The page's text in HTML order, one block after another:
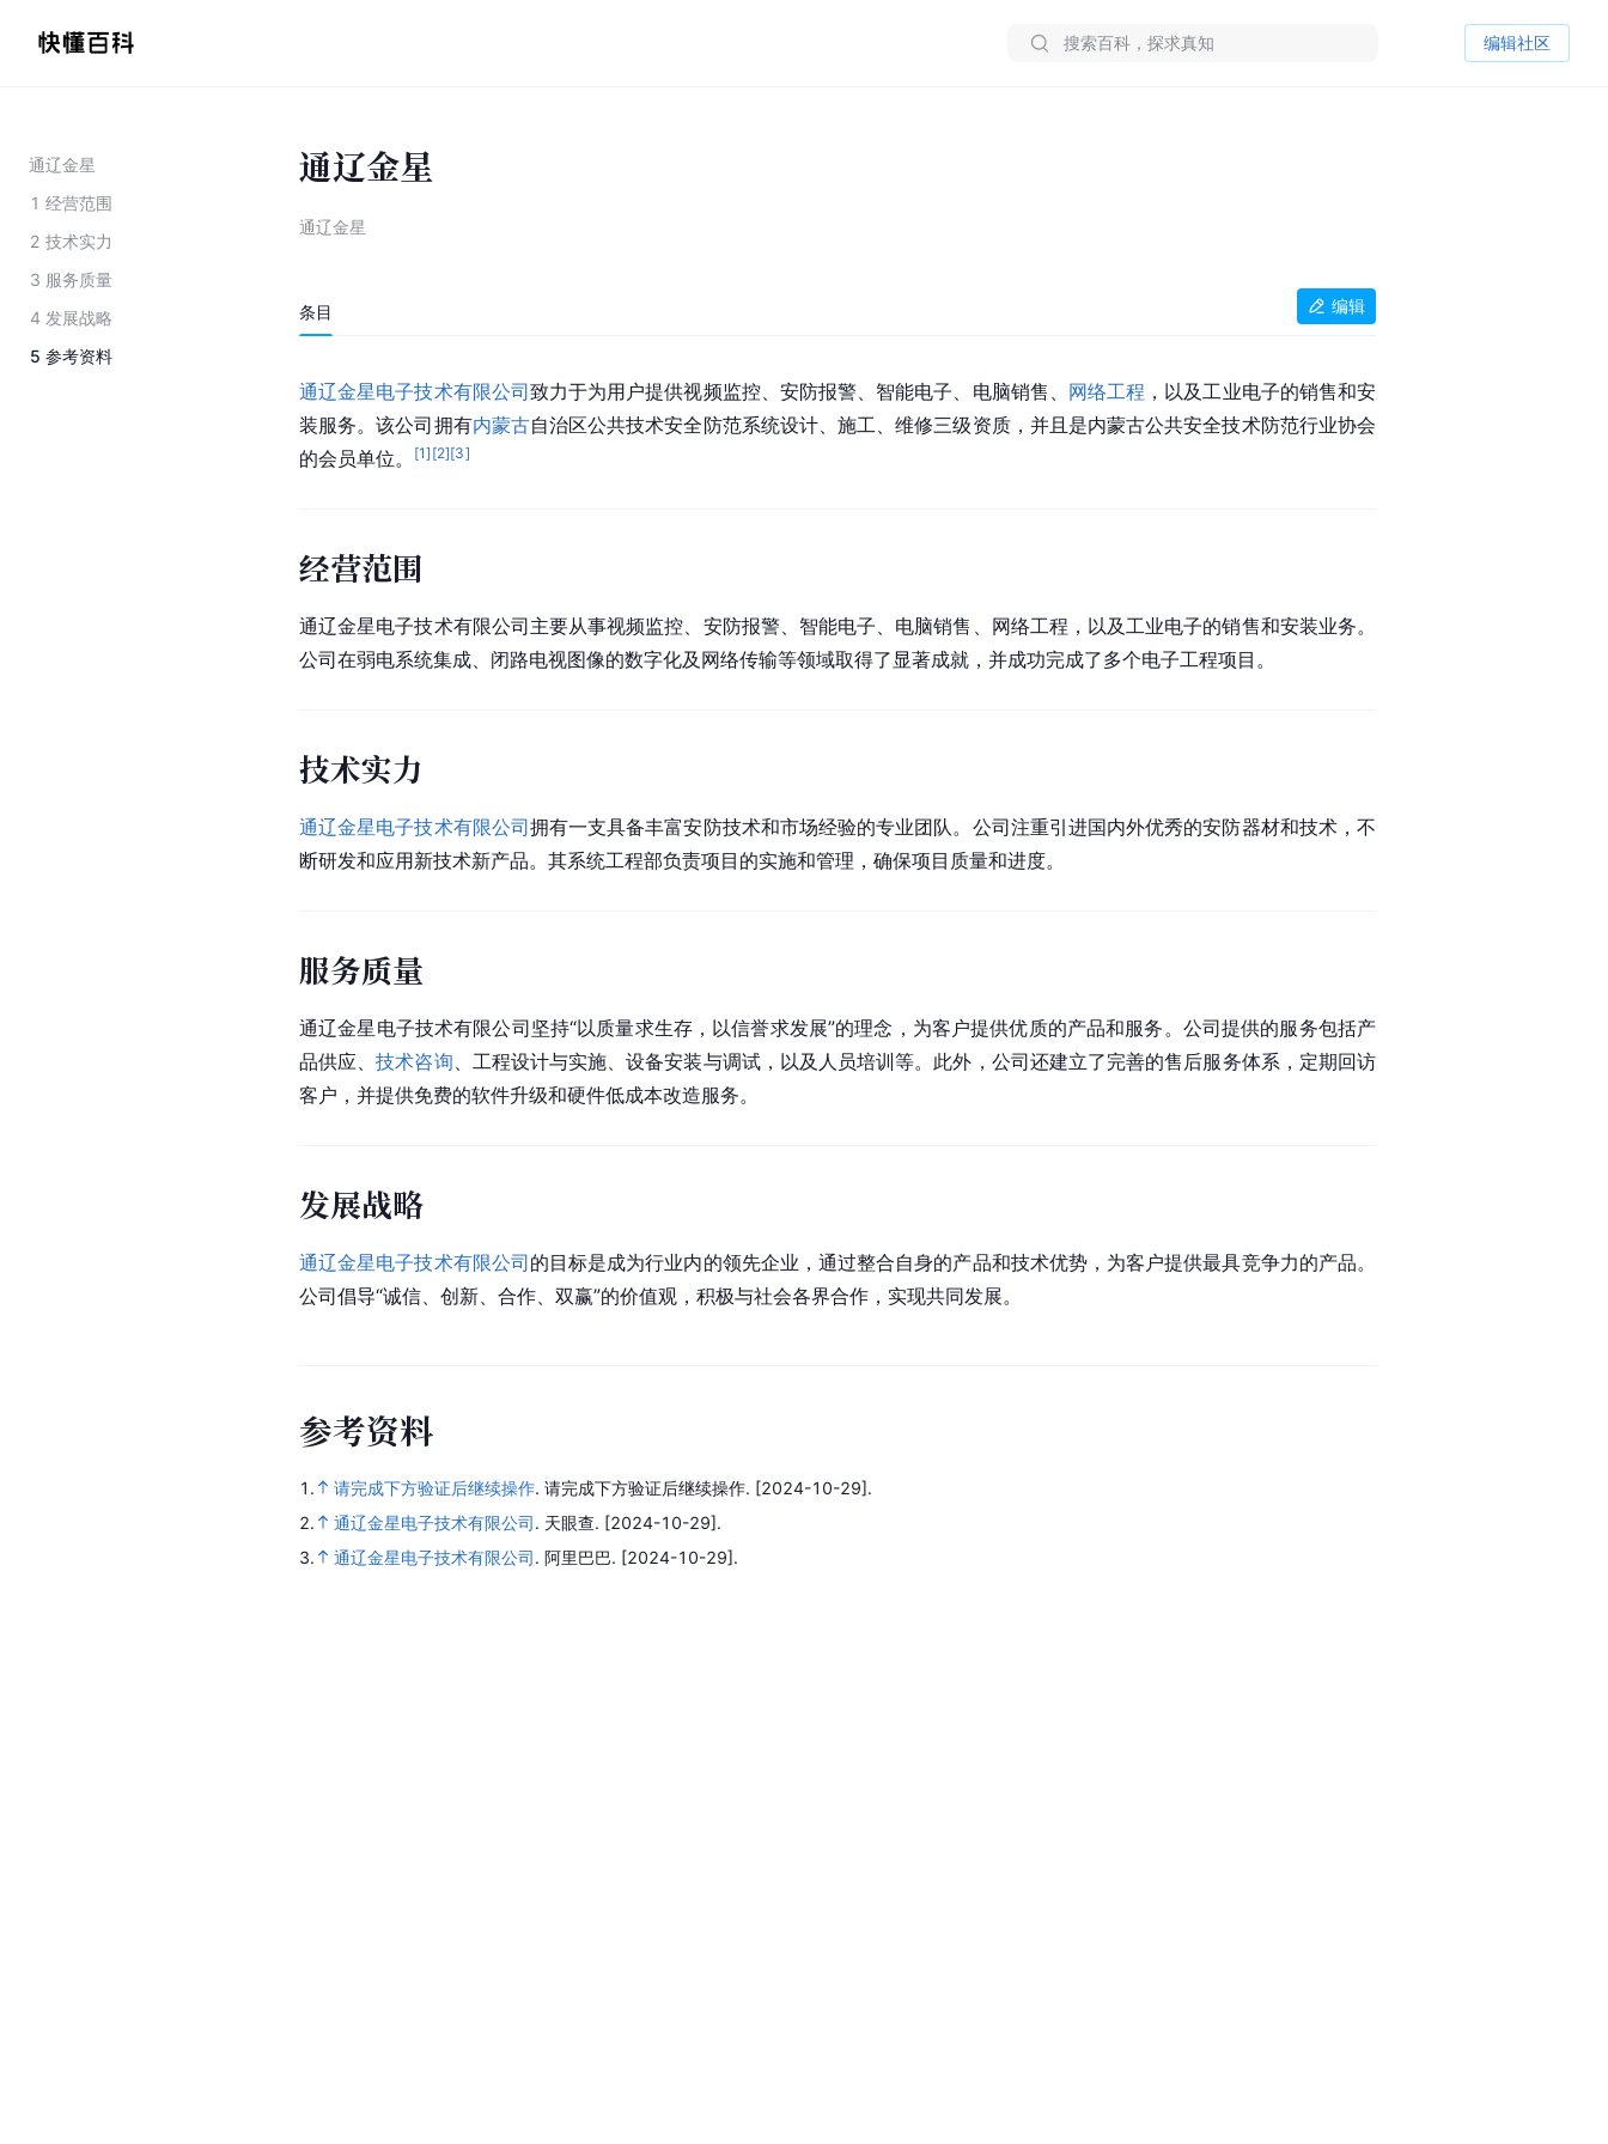
编辑社区
通辽金星
1 经营范围
2 技术实力
3 服务质量
4 发展战略
5 参考资料
通辽金星
通辽金星
条目 编辑
通辽金星电子技术有限公司致力于为用户提供视频监控、安防报警、智能电子、电脑销售、 网络工程 ，以及工业电子的销售和安
装服务。该公司拥有内蒙古自治区公共技术安全防范系统设计、施工、维修三级资质，并且是内蒙古公共安全技术防范行业协会
的会员单位。
[1] [2][3]
经营范围
通辽金星电子技术有限公司主要从事视频监控、安防报警、智能电子、电脑销售、网络工程，以及工业电子的销售和安装业务。
公司在弱电系统集成、闭路电视图像的数字化及网络传输等领域取得了显著成就，并成功完成了多个电子工程项目。
技术实力
通辽金星电子技术有限公司拥有一支具备丰富安防技术和市场经验的专业团队。公司注重引进国内外优秀的安防器材和技术，不
断研发和应用新技术新产品。其系统工程部负责项目的实施和管理，确保项目质量和进度。
服务质量
通辽金星电子技术有限公司坚持“以质量求生存，以信誉求发展”的理念，为客户提供优质的产品和服务。公司提供的服务包括产
品供应、技术咨询 、工程设计与实施、设备安装与调试，以及人员培训等。此外，公司还建立了完善的售后服务体系，定期回访
客户，并提供免费的软件升级和硬件低成本改造服务。
发展战略
通辽金星电子技术有限公司的目标是成为行业内的领先企业，通过整合自身的产品和技术优势，为客户提供最具竞争力的产品。
公司倡导“诚信、创新、合作、双赢”的价值观，积极与社会各界合作，实现共同发展。
参考资料
1. 请完成下方验证后继续操作. 请完成下方验证后继续操作. [2024-10-29].
2.
通辽金星电子技术有限公司. 天眼查. [2024-10-29].
3.
通辽金星电子技术有限公司. 阿里巴巴. [2024-10-29].